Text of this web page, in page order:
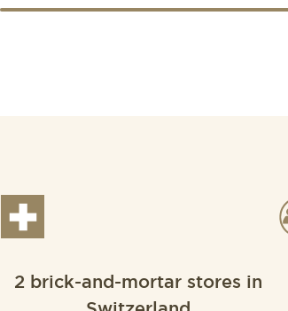
2 brick-and-mortar stores in